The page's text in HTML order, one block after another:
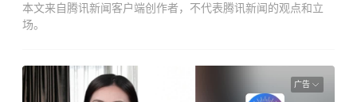
本文来自腾讯新闻客户端创作者，不代表腾讯新闻的观点和立
场。
广告